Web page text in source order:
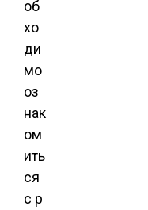
об
хо
ди
мо
оз
нак
ом
ить
ся
с р